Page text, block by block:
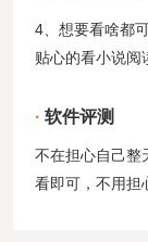
4、想要看啥都
贴心的看小说阅
软件评测
不在担心自己整
看即可，不用担